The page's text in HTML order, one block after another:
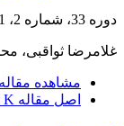
دوره 33، شماره 2، 1381
غلامرضا ثواقبی،
مشاهده مقاله
اصل مقاله K